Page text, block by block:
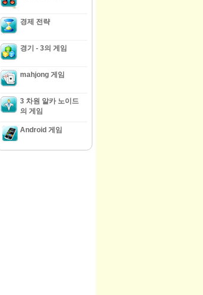
경제 전략
경기 - 3의 게임
mahjong 게임
3 차원 알카 노이드
의 게임
Android 게임